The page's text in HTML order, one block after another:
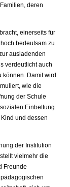
deren
einerseits für
bedeutsam zu
ausladenden
verdeutlicht auch
können. Damit wird
wie die
der Schule
Einbettung
und dessen
der Institution
vielmehr die
Freunde